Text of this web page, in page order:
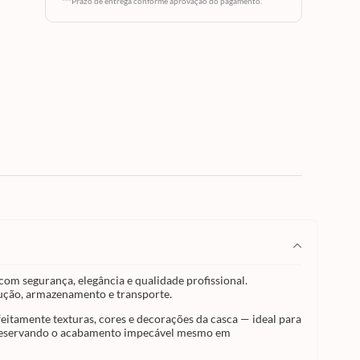
segurança, elegância e qualidade profissional.
armazenamento e transporte.
texturas, cores e decorações da casca — ideal para
o acabamento impecável mesmo em